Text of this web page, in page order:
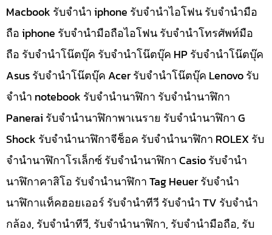
Macbook รับจำนำ iphone รับจำนำไอโฟน รับจำนำมือ
ถือ iphone รับจำนำมือถือไอโฟน รับจำนำโทรศัพท์มือ
ถือ รับจำนำโน๊ตบุ๊ค รับจำนำโน๊ตบุ๊ค HP รับจำนำโน๊ตบุ๊ค
Asus รับจำนำโน๊ตบุ๊ค Acer รับจำนำโน๊ตบุ๊ค Lenovo รับ
จำนำ notebook รับจำนำนาฬิกา รับจำนำนาฬิกา
Panerai รับจำนำนาฬิกาพาเนราย รับจำนำนาฬิกา G
Shock รับจำนำนาฬิกาจีช็อค รับจำนำนาฬิกา ROLEX รับ
จำนำนาฬิกาโรเล็กซ์ รับจำนำนาฬิกา Casio รับจำนำ
นาฬิกาคาสิโอ รับจำนำนาฬิกา Tag Heuer รับจำนำ
นาฬิกาแท็คฮอยเออร์ รับจำนำทีวี รับจำนำ TV รับจำนำ
กล้อง, รับจำนำทีวี, รับจำนำนาฬิกา, รับจำนำมือถือ, รับ